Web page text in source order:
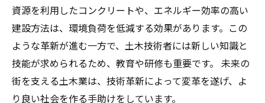
資源を利用したコンクリートや、エネルギー効率の高い
建設方法は、環境負荷を低減する効果があります。この
ような革新が進む一方で、土木技術者には新しい知識と
技能が求められるため、教育や研修も重要です。 未来の
街を支える土木業は、技術革新によって変革を遂げ、よ
り良い社会を作る手助けをしています。